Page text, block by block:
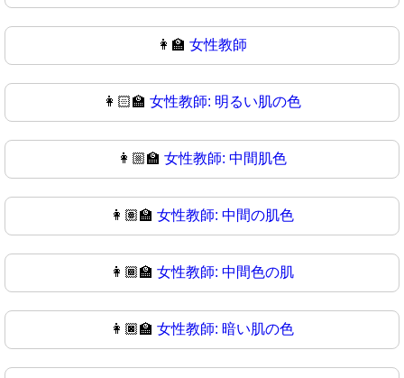
👩‍🏫 女性教師
👩🏻‍🏫 女性教師: 明るい肌の色
👩🏼‍🏫 女性教師: 中間肌色
👩🏽‍🏫 女性教師: 中間の肌色
👩🏾‍🏫 女性教師: 中間色の肌
👩🏿‍🏫 女性教師: 暗い肌の色